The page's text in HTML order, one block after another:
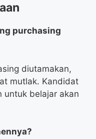
purchasing
diutamakan,
mutlak. Kandidat
untuk belajar akan